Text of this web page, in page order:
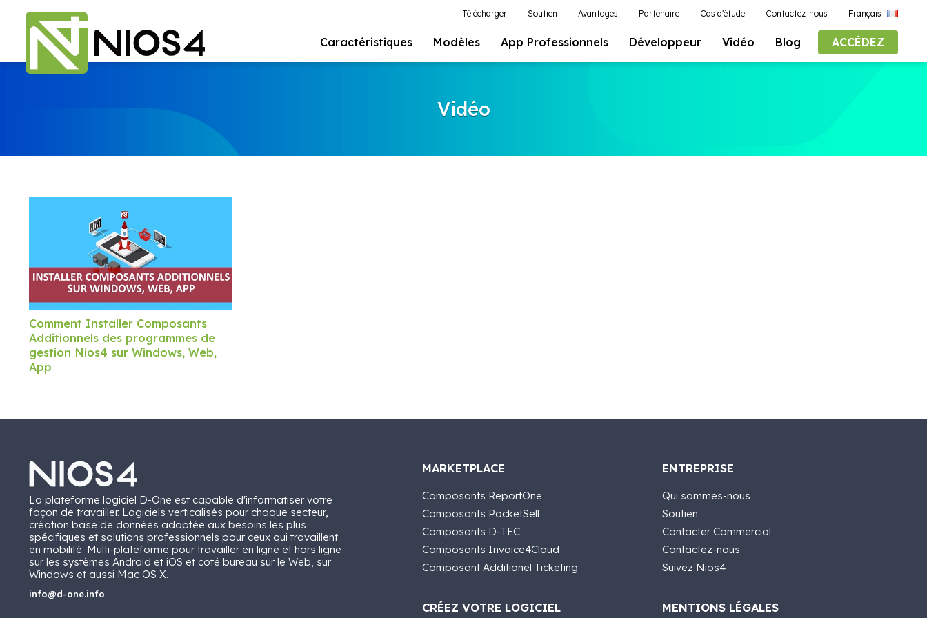
Télécharger Soutien Avantages Partenaire Cas d'étude Contactez-nous Français
Caractéristiques Modèles App Professionnels Développeur Vidéo Blog ACCÉDEZ
Vidéo
Comment Installer Composants
Additionnels des programmes de
gestion Nios4 sur Windows, Web,
App
La plateforme logiciel D-One est capable d'informatiser votre
façon de travailler. Logiciels verticalisés pour chaque secteur,
création base de données adaptée aux besoins les plus
spécifiques et solutions professionnels pour ceux qui travaillent
en mobilité. Multi-plateforme pour travailler en ligne et hors ligne
sur les systèmes Android et iOS et coté bureau sur le Web, sur
Windows et aussi Mac OS X.
info@d-one.info
MARKETPLACE
Composants ReportOne
Composants PocketSell
Composants D-TEC
Composants Invoice4Cloud
Composant Additionel Ticketing
CRÉEZ VOTRE LOGICIEL
ENTREPRISE
Qui sommes-nous
Soutien
Contacter Commercial
Contactez-nous
Suivez Nios4
MENTIONS LÉGALES